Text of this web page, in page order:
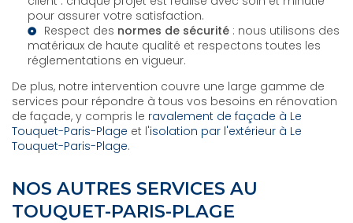
pour assurer votre satisfaction.
Respect des normes de sécurité : nous utilisons des
matériaux de haute qualité et respectons toutes les
réglementations en vigueur.
De plus, notre intervention couvre une large gamme de
services pour répondre à tous vos besoins en rénovation
de façade, y compris le ravalement de façade à Le
Touquet-Paris-Plage et l'isolation par l'extérieur à Le
Touquet-Paris-Plage.
NOS AUTRES SERVICES AU
TOUQUET-PARIS-PLAGE